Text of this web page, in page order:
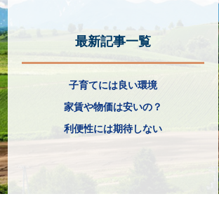
最新記事一覧
子育てには良い環境
家賃や物価は安いの？
利便性には期待しない